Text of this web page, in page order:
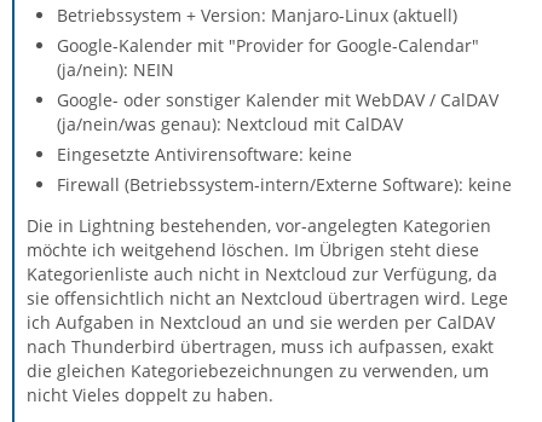
Betriebssystem + Version: Manjaro-Linux (aktuell)
Google-Kalender mit "Provider for Google-Calendar"
(ja/nein): NEIN
Google- oder sonstiger Kalender mit WebDAV / CalDAV
(ja/nein/was genau): Nextcloud mit CalDAV
Eingesetzte Antivirensoftware: keine
Firewall (Betriebssystem-intern/Externe Software): keine
Die in Lightning bestehenden, vor-angelegten Kategorien
möchte ich weitgehend löschen. Im Übrigen steht diese
Kategorienliste auch nicht in Nextcloud zur Verfügung, da
sie offensichtlich nicht an Nextcloud übertragen wird. Lege
ich Aufgaben in Nextcloud an und sie werden per CalDAV
nach Thunderbird übertragen, muss ich aufpassen, exakt
die gleichen Kategoriebezeichnungen zu verwenden, um
nicht Vieles doppelt zu haben.